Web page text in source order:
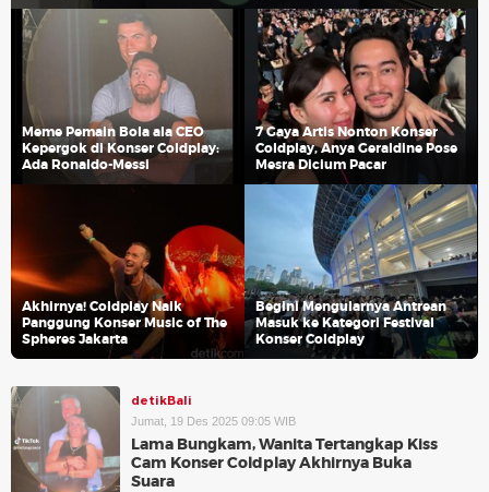
Meme Pemain Bola ala CEO
Kepergok di Konser Coldplay:
Ada Ronaldo-Messi
7 Gaya Artis Nonton Konser
Coldplay, Anya Geraldine Pose
Mesra Dicium Pacar
Akhirnya! Coldplay Naik
Panggung Konser Music of The
Spheres Jakarta
Begini Mengularnya Antrean
Masuk ke Kategori Festival
Konser Coldplay
detikBali
Jumat, 19 Des 2025 09:05 WIB
Lama Bungkam, Wanita Tertangkap Kiss
Cam Konser Coldplay Akhirnya Buka
Suara